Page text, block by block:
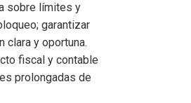
sobre límites y
garantizar
clara y oportuna.
fiscal y contable
prolongadas de